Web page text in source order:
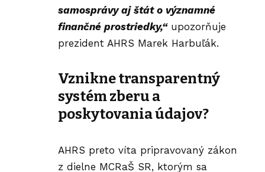
samosprávy aj štát o významné
finančné prostriedky,“upozorňuje
prezident AHRS Marek Harbuľák.
Vznikne transparentný
systém zberu a
poskytovania údajov?
AHRS preto víta pripravovaný zákon
z dielne MCRaŠ SR, ktorým sa